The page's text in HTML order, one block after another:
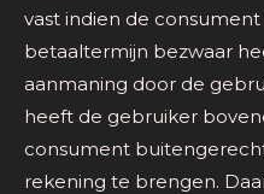
vast indien de
betaaltermijn bezwaar
aanmaning door de
heeft de gebruiker
consument
rekening te brengen.